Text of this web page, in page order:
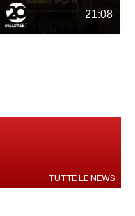
21:08
TUTTE LE NEWS